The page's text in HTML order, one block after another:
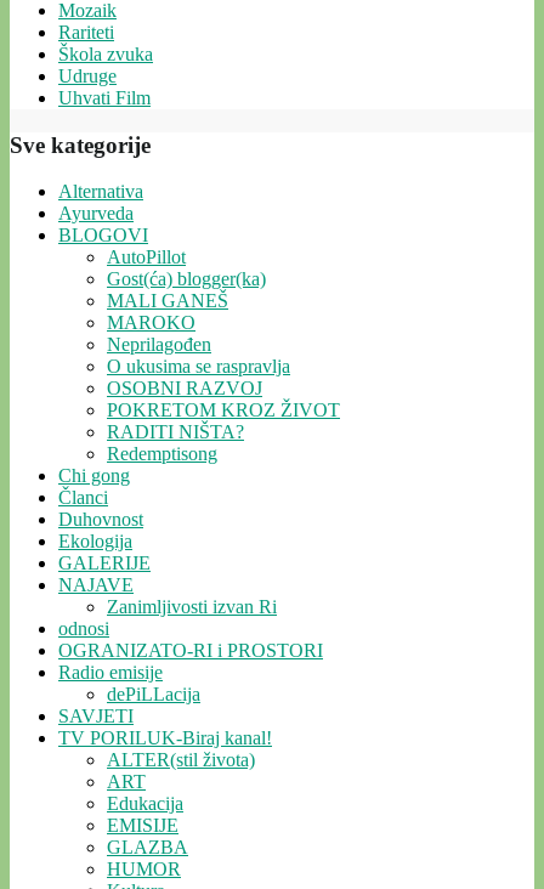
Mozaik
Rariteti
Škola zvuka
Udruge
Uhvati Film
Sve kategorije
Alternativa
Ayurveda
BLOGOVI
AutoPillot
Gost(ća) blogger(ka)
MALI GANEŠ
MAROKO
Neprilagođen
O ukusima se raspravlja
OSOBNI RAZVOJ
POKRETOM KROZ ŽIVOT
RADITI NIŠTA?
Redemptisong
Chi gong
Članci
Duhovnost
Ekologija
GALERIJE
NAJAVE
Zanimljivosti izvan Ri
odnosi
OGRANIZATO-RI i PROSTORI
Radio emisije
dePiLLacija
SAVJETI
TV PORILUK-Biraj kanal!
ALTER(stil života)
ART
Edukacija
EMISIJE
GLAZBA
HUMOR